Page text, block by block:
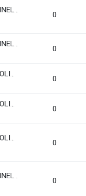
RIANN MARTINELLI BATISTA
0
RIANN MARTINELLI BATISTA
0
RICARDO DE OLIVEIRA BRASIL COSTA
0
RICARDO DE OLIVEIRA BRASIL COSTA
0
RICARDO DE OLIVEIRA BRASIL COSTA
0
RIANN MARTINELLI BATISTA
0